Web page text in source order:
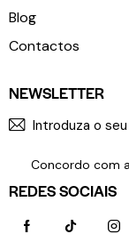
Blog
Contactos
NEWSLETTER
Concordo com a
REDES SOCIAIS